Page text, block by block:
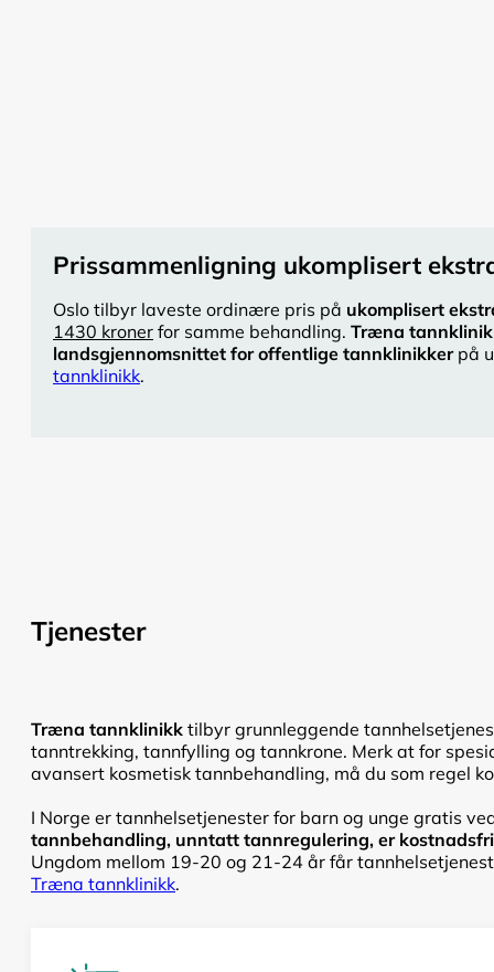
Prissammenligning ukomplisert
Oslo tilbyr laveste ordinære pris på ukomplisert
1430 kroner for samme behandling. Træna
landsgjennomsnittet for offentlige tannklinikkerpå
tannklinikk.
Tjenester
Træna tannklinikk tilbyr grunnleggende
tanntrekking, tannfylling og tannkrone. Merk at for
avansert kosmetisk tannbehandling, må du som regel
I Norge er tannhelsetjenester for barn og unge gratis
tannbehandling, unntatt tannregulering, er
Ungdom mellom 19-20 og 21-24 år får
Træna tannklinikk.